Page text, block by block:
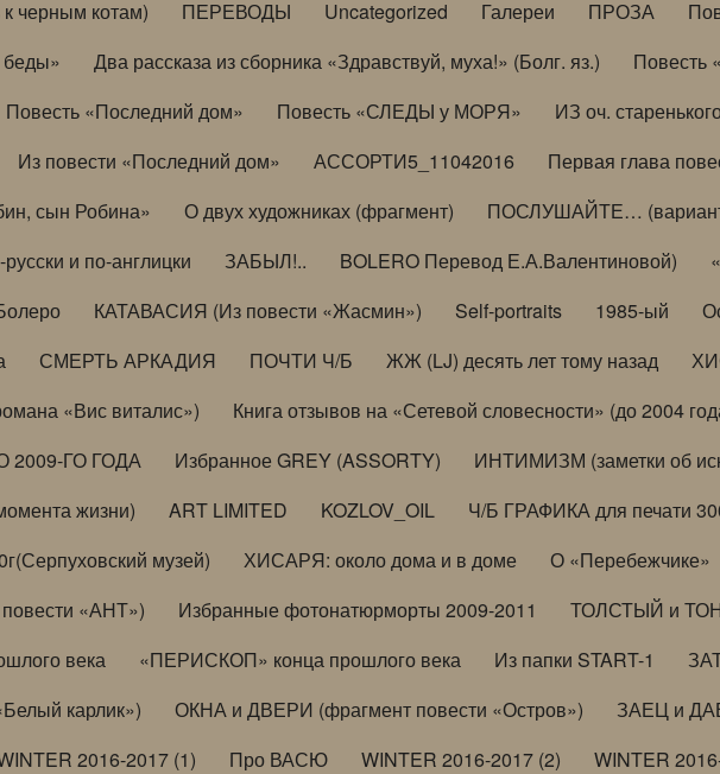
черным котам)
ПЕРЕВОДЫ Uncategorized Галереи ПРОЗА
беды»
Два рассказа из сборника «Здравствуй, муха!» (Болг. яз.) Повесть
Повесть «Последний дом» Повесть «СЛЕДЫ у МОРЯ» ИЗ оч.
Из повести «Последний дом» АССОРТИ5_11042016
Первая глава
сын Робина»
О двух художниках (фрагмент) ПОСЛУШАЙТЕ…
и по-англицки ЗАБЫЛ!.. BOLERO Перевод Е.А.Валентиновой)
КАТАВАСИЯ (Из повести «Жасмин») Self-portraits 1985-ый
СМЕРТЬ АРКАДИЯ ПОЧТИ Ч/Б ЖЖ (LJ) десять лет тому назад
«Вис виталис»)
Книга отзывов на «Сетевой словесности» (до 2004
ГО ГОДА
Избранное GREY (ASSORTY) ИНТИМИЗМ (заметки об
жизни)
ART LIMITED KOZLOV_OIL Ч/Б ГРАФИКА для печати
музей)
ХИСАРЯ: около дома и в доме О «Перебежчике»
«АНТ»)
Избранные фотонатюрморты 2009-2011
ТОЛСТЫЙ и
века
«ПЕРИСКОП» конца прошлого века Из папки START-1
карлик»)
ОКНА и ДВЕРИ (фрагмент повести «Остров»)
ЗАЕЦ и
2016-2017 (1) Про ВАСЮ WINTER 2016-2017 (2) WINTER